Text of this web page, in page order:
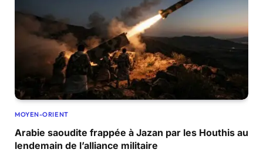
MOYEN-ORIENT
Arabie saoudite frappée à Jazan par les Houthis au
lendemain de l’alliance militaire